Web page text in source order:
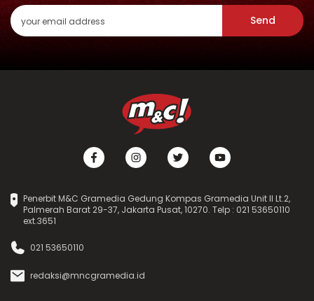
Send
Penerbit M&C Gramedia Gedung Kompas Gramedia Unit II Lt.2,
Palmerah Barat 29-37, Jakarta Pusat, 10270. Telp : 021 53650110
ext.3651
021 53650110
redaksi@mncgramedia.id